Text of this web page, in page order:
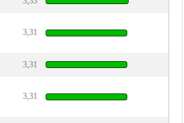
3,31
3,31
3,31